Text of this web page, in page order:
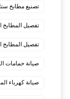
تصنيع مطابخ
تفصيل المطابخ
تفصيل المطابخ
صيانة حمامات
صيانة كهرباء